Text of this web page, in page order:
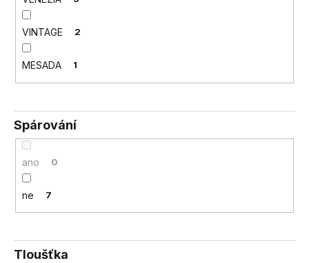
VINTAGE 2
MESADA 1
Spárování
ano 0
ne 7
Tloušťka